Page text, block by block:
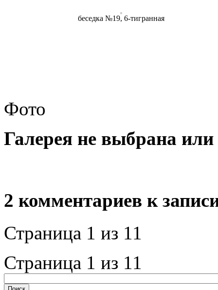
беседка №19, 6-тигранная
Фото
Галерея не выбрана
2 комментариев к
Страница 1 из 11
Страница 1 из 11